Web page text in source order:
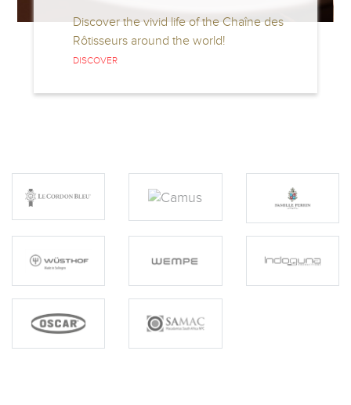
Discover the vivid life of the Chaîne des
Rôtisseurs around the world!
DISCOVER